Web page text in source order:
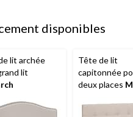
disponibles
lit archée
lit
Tête de lit
capitonnée
deux places